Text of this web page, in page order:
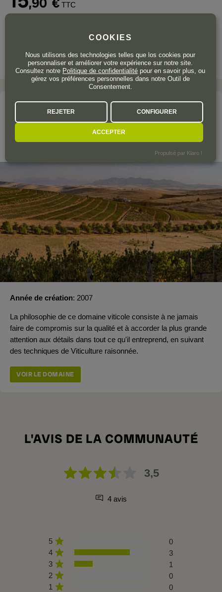
TTC
MULLINEUX & LEEU FAMILY WINES
Année de création 2007
La philosophie de ce domaine viticole consiste à ne jamais
faire de compromis sur la qualité et à accorder la plus grande
attention aux détails dans tout ce qu'il entreprend, en suivant
des techniques de Viticulture raisonnée.
VOIR LE DOMAINE
L'AVIS DE LA COMMUNAUTÉ
3,5
4 avis
5
0
4
3
3
1
2
0
1
0
COOKIES
Nous utilisons des technologies telles que los cookies pour
personnaliser et améliorer votre expérience sur notre site.
Consultez notre Politique de confidentialité pour en savoir plus, ou
gérez vos préférences personnelles dans notre Outil de
Consentement.
REJETER CONFIGURER
ACCEPTER
Propulsé par Klaro !